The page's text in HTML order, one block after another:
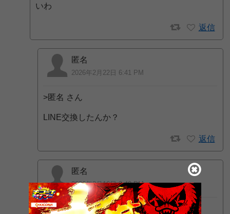
いわ
返信
匿名
2026年2月22日 6:41 PM
>匿名 さん
LINE交換したんか？
返信
匿名
2026年3月16日 3:40 PM
>匿名 さん